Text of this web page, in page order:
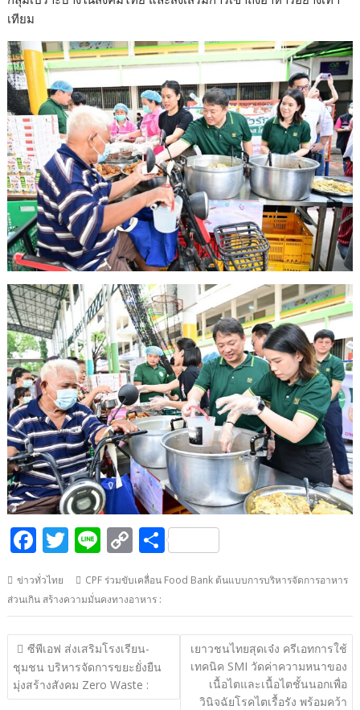
เทียม
F
ac
e
b
o
o
k
T
itt
er
Li
e
C
o
p
y
Li
n
k
S
ar
e
ข่าวทั่วไทย
CPF ร่วมขับเคลื่อน Food Bank ต้นแบบการบริหารจัดการอาหาร
ส่วนเกิน สร้างความมั่นคงทางอาหาร :
แนะแนว
เรื่อง
ซีพีเอฟ ส่งเสริมโรงเรียน-
ชุมชน บริหารจัดการขยะยั่งยืน
มุ่งสร้างสังคม Zero Waste :
เยาวชนไทยสุดเจ๋ง ครีเอทการใช้
เทคนิค SMI วัดค่าความหนาของ
เนื้อไตและเนื้อไตชั้นนอกเพื่อ
วินิจฉัยโรคไตเรื้อรัง พร้อมคว้า